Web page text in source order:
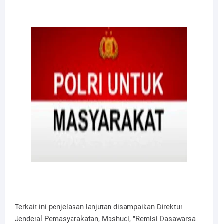
Terkait ini penjelasan lanjutan disampaikan Direktur
Jenderal Pemasyarakatan, Mashudi, "Remisi Dasawarsa